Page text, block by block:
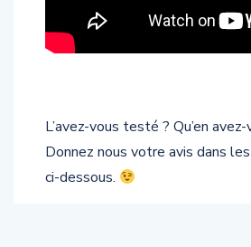
L’avez-vous testé ? Qu’en
Donnez nous votre avis dans
ci-dessous.